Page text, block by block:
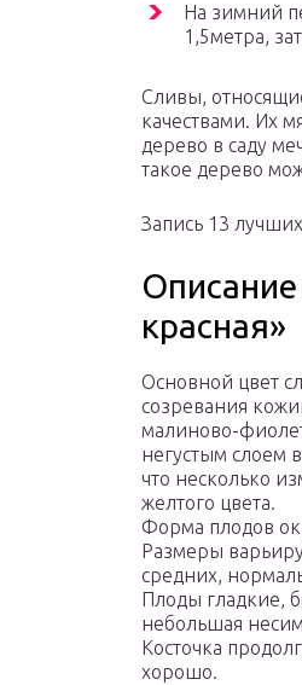
На зимний
1,5метра,
Сливы,
качествами. Их
дерево в саду
такое дерево
Запись 13
красная»
Основной цвет
созревания
малиново-
негустым слоем
что несколько
желтого цвета.
Форма плодов
Размеры
средних,
Плоды гладкие,
небольшая
Косточка
хорошо.